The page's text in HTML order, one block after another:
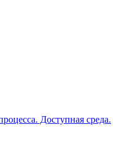
Доступная среда.